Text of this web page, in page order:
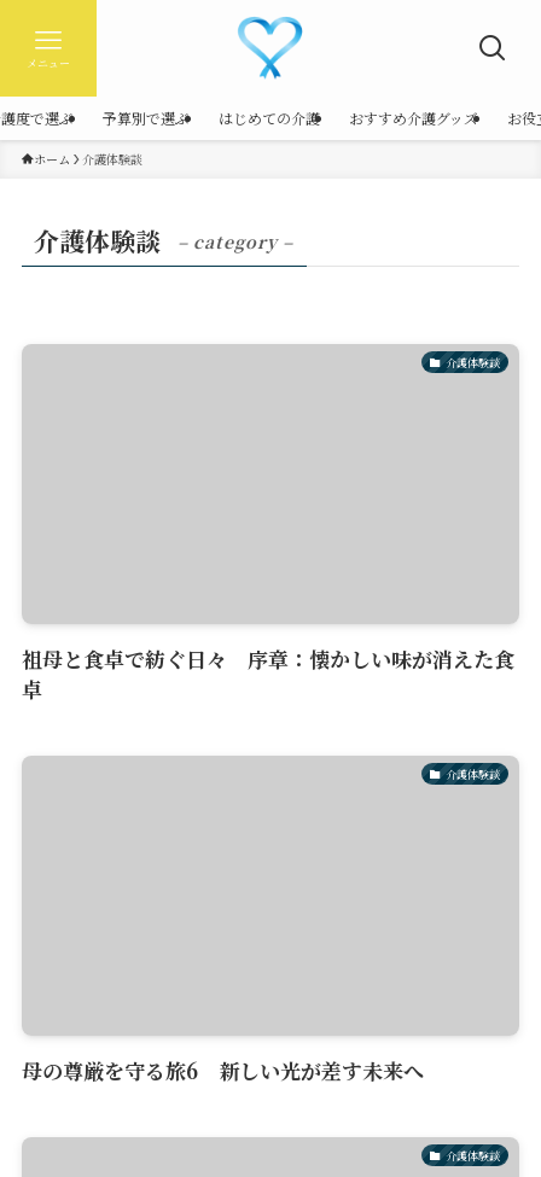
メニュー
度で選ぶ 予算別で選ぶ はじめての介護 おすすめ介護グッズ お役
ホーム 介護体験談
介護体験談 – category –
介護体験談
祖母と食卓で紡ぐ日々 序章：懐かしい味が消えた食
卓
介護体験談
母の尊厳を守る旅6 新しい光が差す未来へ
介護体験談